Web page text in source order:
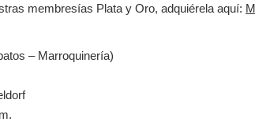
membresías Plata y Oro, adquiérela aquí:
– Marroquinería)